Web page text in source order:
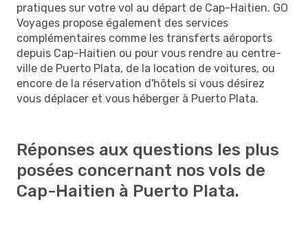
pratiques sur votre vol au départ de Cap-Haitien. GO
Voyages propose également des services
complémentaires comme les transferts aéroports
depuis Cap-Haitien ou pour vous rendre au centre-
ville de Puerto Plata, de la location de voitures, ou
encore de la réservation d'hôtels si vous désirez
vous déplacer et vous héberger à Puerto Plata.
Réponses aux questions les plus
posées concernant nos vols de
Cap-Haitien à Puerto Plata.